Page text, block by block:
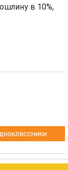
в 10%,